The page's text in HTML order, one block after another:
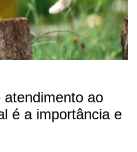
ao
é a importância e